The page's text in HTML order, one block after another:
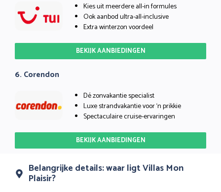
Kies uit meerdere all-in formules
Ook aanbod ultra-all-inclusive
Extra winterzon voordeel
BEKIJK AANBIEDINGEN
6. Corendon
Dé zonvakantie specialist
Luxe strandvakantie voor ‘n prikkie
Spectaculaire cruise-ervaringen
BEKIJK AANBIEDINGEN
Belangrijke details: waar ligt Villas Mon
Plaisir?